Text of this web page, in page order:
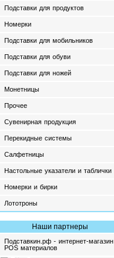
Подставки для продуктов
Номерки
Подставки для мобильников
Подставки для обуви
Подставки для ножей
Монетницы
Прочее
Сувенирная продукция
Перекидные системы
Салфетницы
Настольные указатели и таблички
Номерки и бирки
Лототроны
Наши партнеры
Подставкин.рф - интернет-магазин
POS материалов